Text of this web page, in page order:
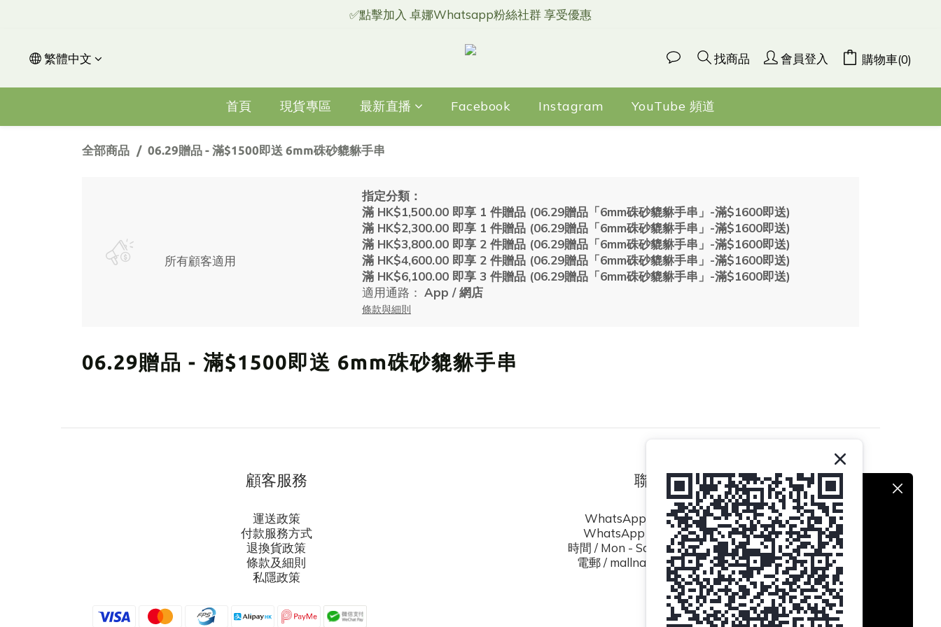
✅點擊加入 卓娜Whatsapp粉絲社群 享受優惠
繁體中文 找商品 會員登入 購物車(0)
首頁 現貨專區 最新直播 Facebook Instagram YouTube 頻道
全部商品 06.29贈品 - 滿$1500即送 6mm硃砂貔貅手串
所有顧客適用
指定分類：
滿 HK$1,500.00 即享 1 件贈品 (06.29贈品「6mm硃砂貔貅手串」-滿$1600即送)
滿 HK$2,300.00 即享 1 件贈品 (06.29贈品「6mm硃砂貔貅手串」-滿$1600即送)
滿 HK$3,800.00 即享 2 件贈品 (06.29贈品「6mm硃砂貔貅手串」-滿$1600即送)
滿 HK$4,600.00 即享 2 件贈品 (06.29贈品「6mm硃砂貔貅手串」-滿$1600即送)
滿 HK$6,100.00 即享 3 件贈品 (06.29贈品「6mm硃砂貔貅手串」-滿$1600即送)
適用通路： App / 網店
條款與細則
06.29贈品 - 滿$1500即送 6mm硃砂貔貅手串
顧客服務
運送政策
付款服務方式
退換貨政策
條款及細則
私隱政策
聯絡我們
WhatsApp / (852) 8493 0839
WhatsApp / (852) 8494 5423
時間 / Mon - Sat 10:30am to 6:30pm
電郵 / mallnatural.hk@gmail.com